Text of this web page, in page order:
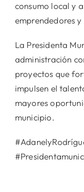
consumo local y
emprendedores y
La Presidenta
administración
proyectos que
impulsen el
mayores
municipio.